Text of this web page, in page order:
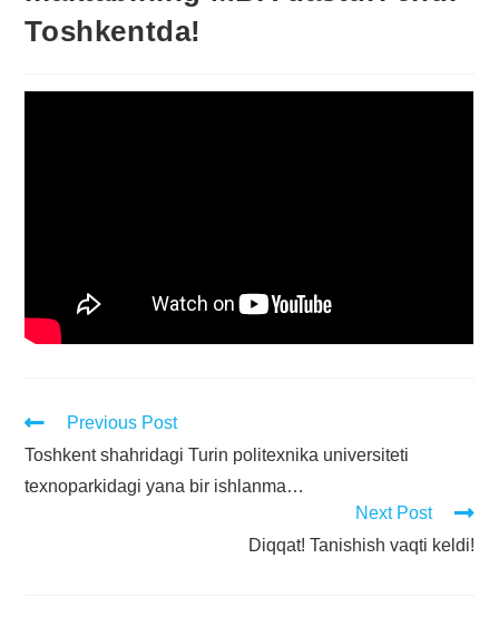
Toshkentda!
Previous Post
Toshkent shahridagi Turin politexnika universiteti
texnoparkidagi yana bir ishlanma…
Next Post
Diqqat! Tanishish vaqti keldi!